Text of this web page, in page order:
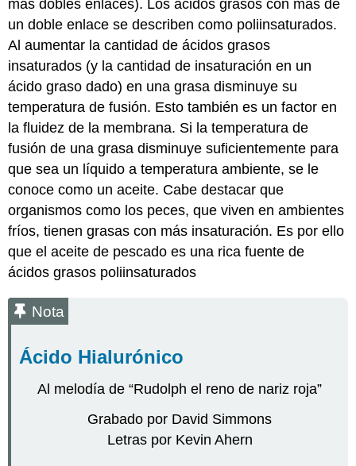
más dobles enlaces). Los ácidos grasos con más de
un doble enlace se describen como poliinsaturados.
Al aumentar la cantidad de ácidos grasos
insaturados (y la cantidad de insaturación en un
ácido graso dado) en una grasa disminuye su
temperatura de fusión. Esto también es un factor en
la fluidez de la membrana. Si la temperatura de
fusión de una grasa disminuye suficientemente para
que sea un líquido a temperatura ambiente, se le
conoce como un aceite. Cabe destacar que
organismos como los peces, que viven en ambientes
fríos, tienen grasas con más insaturación. Es por ello
que el aceite de pescado es una rica fuente de
ácidos grasos poliinsaturados
Nota
Ácido Hialurónico
Al melodía de “Rudolph el reno de nariz roja”
Grabado por David Simmons
Letras por Kevin Ahern